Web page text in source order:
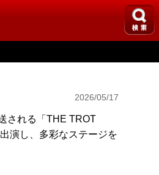
2026/05/17
される「THE TROT
演し、多彩なステージを